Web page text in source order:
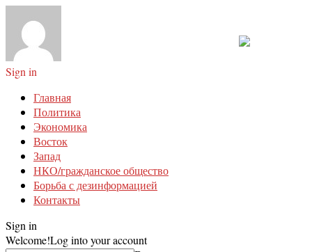
Sign in
Главная
Политика
Экономика
Восток
Запад
НКО/гражданское общество
Борьба с дезинформацией
Контакты
Sign in
Welcome!Log into your account